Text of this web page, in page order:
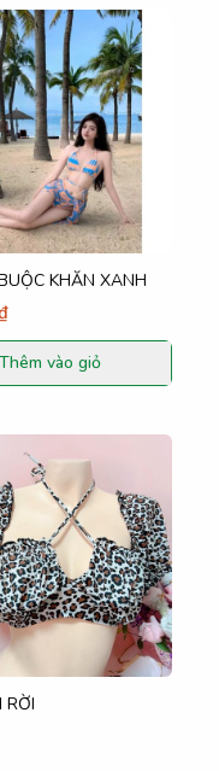
KHĂN XANH
Thêm vào giỏ
RỜI